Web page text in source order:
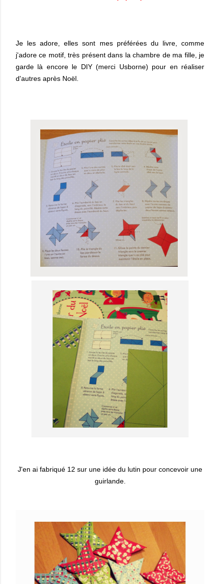
Je les adore, elles sont mes préférées du livre, comme
j'adore ce motif, très présent dans la chambre de ma fille, je
garde là encore le DIY (merci Usborne) pour en réaliser
d'autres après Noël.
J'en ai fabriqué 12 sur une idée du lutin pour concevoir une
guirlande.